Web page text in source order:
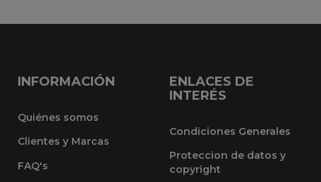
INFORMACIÓN
Quiénes somos
Clientes y Marcas
FAQ's
ENLACES DE
INTERÉS
Condiciones Generales
Proteccion de datos y
copyright